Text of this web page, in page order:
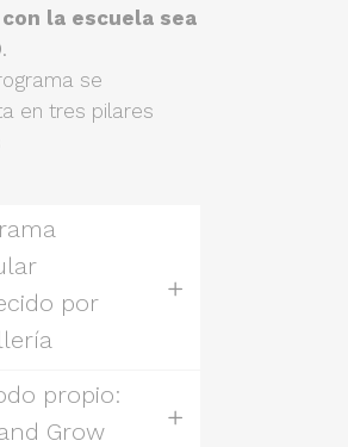
la escuela sea
.
se
en tres pilares
por
propio:
Grow